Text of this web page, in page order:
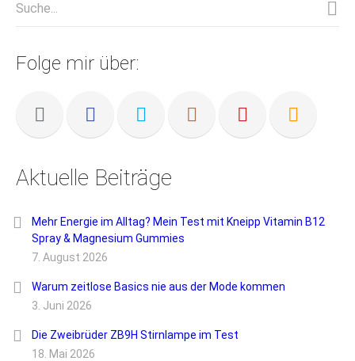
Folge mir über:
Aktuelle Beiträge
Mehr Energie im Alltag? Mein Test mit Kneipp Vitamin B12
Spray & Magnesium Gummies
7. August 2026
Warum zeitlose Basics nie aus der Mode kommen
3. Juni 2026
Die Zweibrüder ZB9H Stirnlampe im Test
18. Mai 2026